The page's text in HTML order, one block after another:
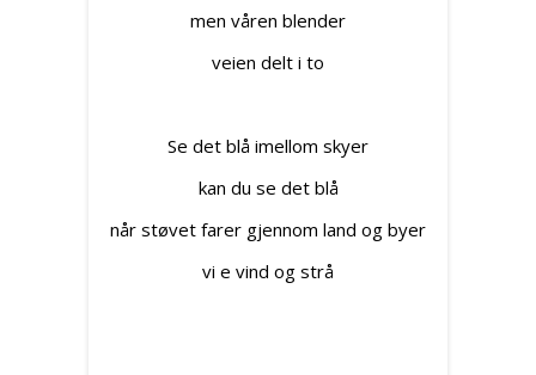
men våren blender
veien delt i to
Se det blå imellom skyer
kan du se det blå
når støvet farer gjennom land og byer
vi e vind og strå